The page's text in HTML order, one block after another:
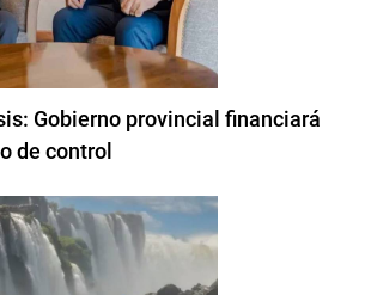
Gobierno provincial financiará
de control